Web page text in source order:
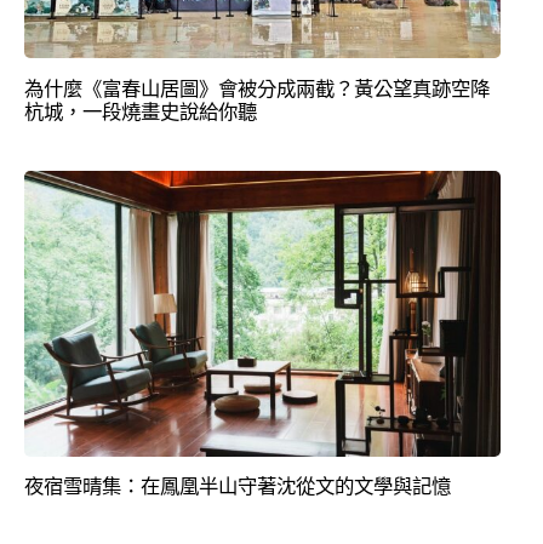
為什麼《富春山居圖》會被分成兩截？黃公望真跡空降
杭城，一段燒畫史說給你聽
夜宿雪晴集：在鳳凰半山守著沈從文的文學與記憶